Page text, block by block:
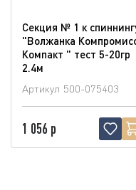
Секция № 1 к
"Волжанка
Компакт " тест 5-20гр
2.4м
Артикул 500-075403
1 056 р